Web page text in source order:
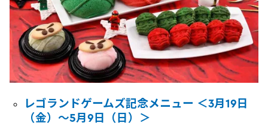
レゴランドゲームズ記念メニュー ＜3月19日
（金）～5月9日（日）＞